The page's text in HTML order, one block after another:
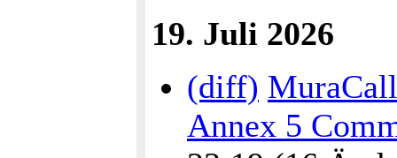
19. Juli 2026
(diff)
Annex 5